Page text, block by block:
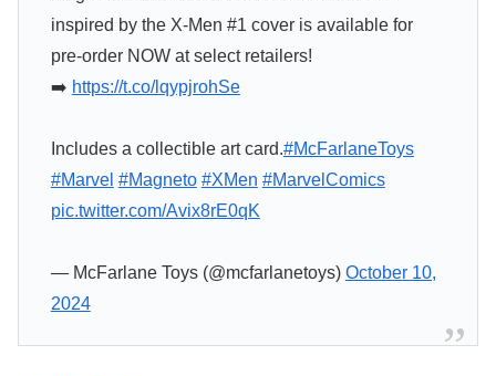
inspired by the X-Men #1 cover is available for
pre-order NOW at select retailers!
➡️ https://t.co/lqypjrohSe
Includes a collectible art card.#McFarlaneToys
#Marvel #Magneto #XMen #MarvelComics
pic.twitter.com/Avix8rE0qK
— McFarlane Toys (@mcfarlanetoys) October 10,
2024